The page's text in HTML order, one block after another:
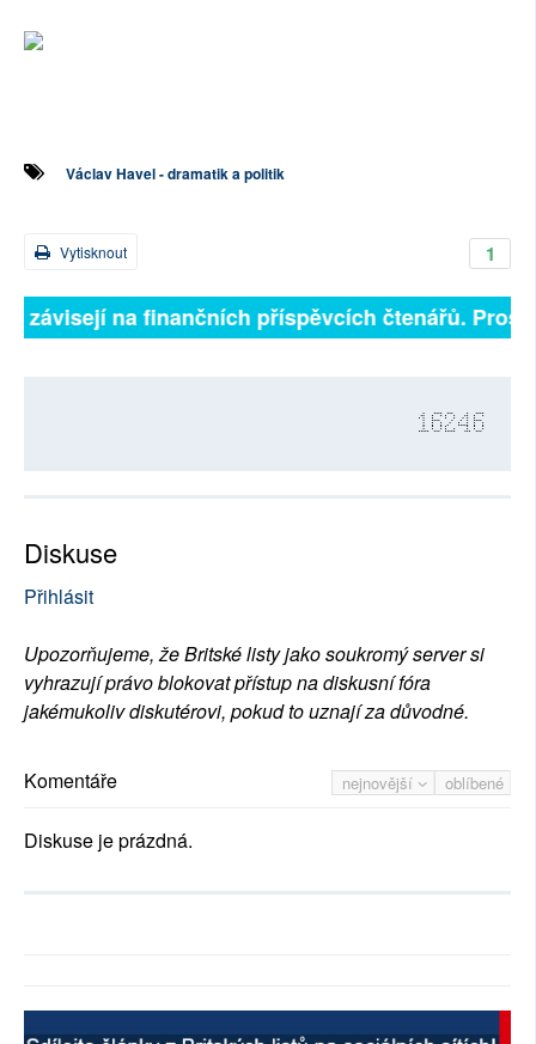
Václav Havel - dramatik a politik
1
Vytisknout
závisejí na finančních příspěvcích čtenářů.
16246
Diskuse
Přihlásit
Upozorňujeme, že Britské listy jako soukromý server si
vyhrazují právo blokovat přístup na diskusní fóra
jakémukoliv diskutérovi, pokud to uznají za důvodné.
nejnovější oblíbené
Komentáře
Diskuse je prázdná.